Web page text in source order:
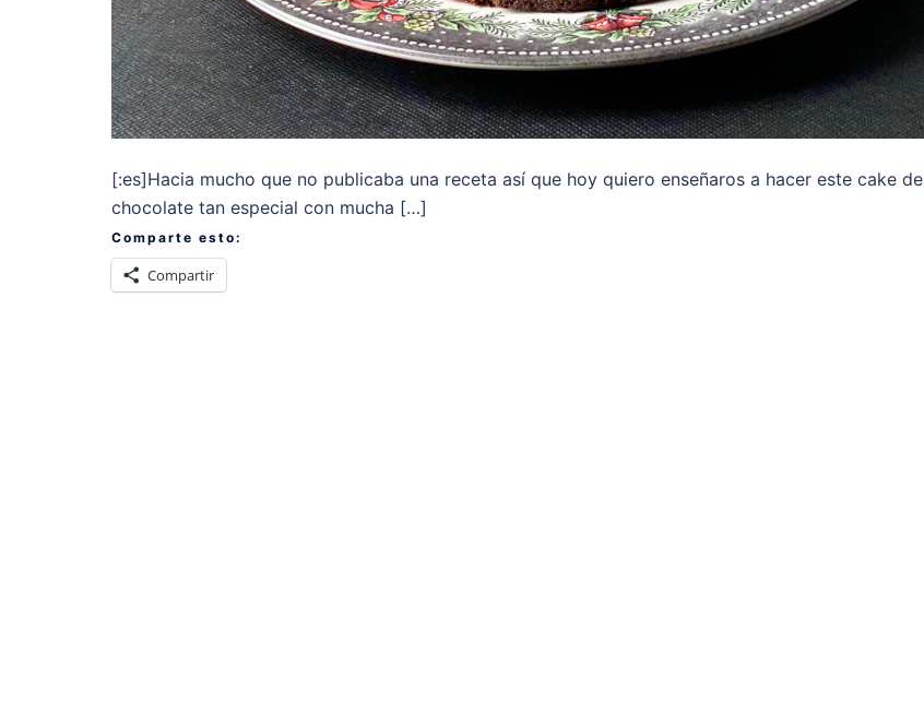
[:es]Hacia mucho que no publicaba una receta así que hoy quiero enseñaros a hacer este cake de
chocolate tan especial con mucha […]
Comparte esto:
Compartir